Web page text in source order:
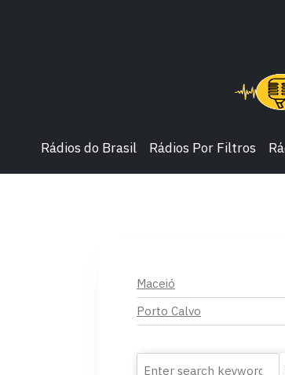
Rádios do Brasil Rádios Por Filtros
Maceió
Porto Calvo